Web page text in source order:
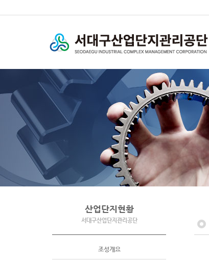
산업단지현황
서대구산업단지관리공단
조성개요